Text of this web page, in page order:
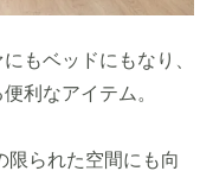
もベッドにもなり、
利なアイテム。
限られた空間にも向